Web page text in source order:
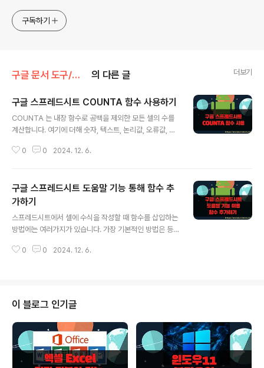
구독하기
구글 문서 도구/구글 스프레드시트 의 다른 글 더보기
구글 스프레드시트 COUNTA 함수 사용하기
COUNTA 는 내장 함수로 공백을 제외한 모든 셀의 수를
계산합니다. 여기에 더해 숫자, 텍스트, 논리값, 오류값, 빈
중 COUNT 는 숫자가 들어간 셀만 계산하고 공백과 문자
함수의 용도를 잘 파악하셔서 적절하게 사용해 보시기 바
랍니다. ▼ 샘플 표에서 COUNT 와 COUNTA 함수를
이용해 개수를 세 보겠습니다. ▼ 첫 번째 열인 그룹에서
COUNT 는 0 입니다. 숫자가 없기 때문입니다. 그럼 CO
UNTA 를 세 보겠습니다. ▼ 공백을 제외한 모든 데이터
는 COUNTA 의 계산 범위에 있기 때문에 6개로 나왔습
0 0 2024. 12. 6.
구글 스프레드시트 도움말 기능 통해 함수 추
가하기
스프레드시트에서 셀에 수식을 작성할 때 함수를 삽입하는
방법에는 여러가지가 있습니다. 가장 기본적인 방법은 등
또 다른 방법으로 도움말을 통해서 함수를 입력할 수도 있
째는 “도움말” 을 통해 입력하는 방법입니다. 함수 입력할
셀을 선택하고 오른쪽 상단 도움말 메뉴를 클릭합니다. ※
아래는 참고하면 좋을 만한 글들의 링크를 모아둔 것입니
다. ※▶ 구글 스프레드시트 셀 내에 드롭다운 목록 만드는
방법▶ 구글 스프레드시트 채우기 기능 사용▶ 구글 스프
레드시트 차트 만들기▶ 구글 스프레드시..
0 0 2024. 12. 6.
이 블로그 인기글